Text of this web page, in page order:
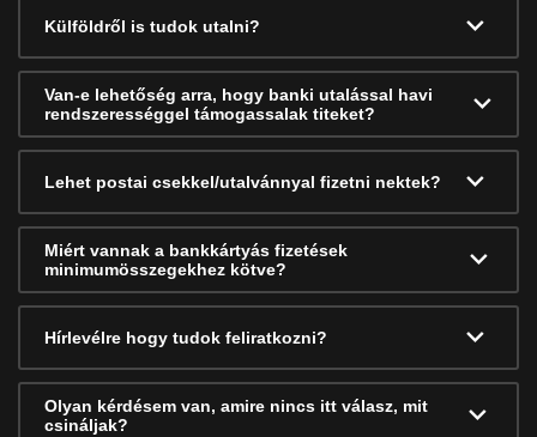
Külföldről is tudok utalni?
Van-e lehetőség arra, hogy banki utalással havi
rendszerességgel támogassalak titeket?
Lehet postai csekkel/utalvánnyal fizetni nektek?
Miért vannak a bankkártyás fizetések
minimumösszegekhez kötve?
Hírlevélre hogy tudok feliratkozni?
Olyan kérdésem van, amire nincs itt válasz, mit
csináljak?